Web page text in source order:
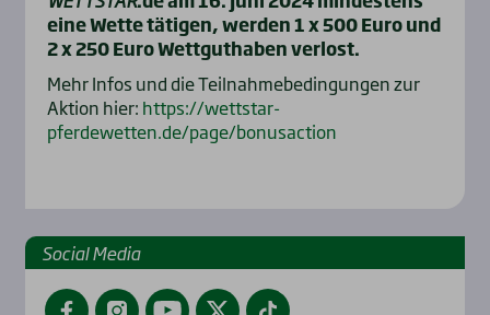
eine Wette tätigen, werden1 x 500 Euro und
2 x 250 Euro Wettguthaben verlost.
Mehr Infos und die Teilnahmebedingungen zur
Aktion hier: https://wettstar-
pferdewetten.de/page/bonusaction
Social Media
FacebookInstagramYouTubeTwitterTikTok